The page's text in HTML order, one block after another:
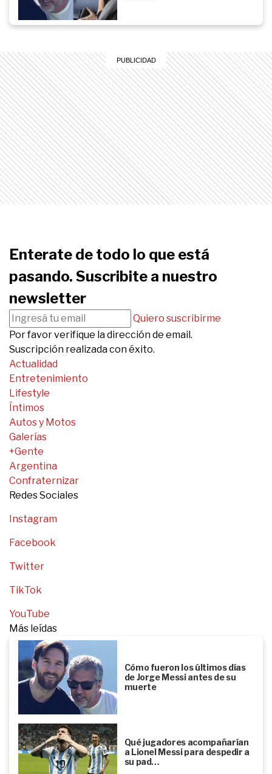
Enterate de todo lo que está
pasando. Suscribite a nuestro
newsletter
Quiero suscribirme
Por favor verifique la dirección de email.
Suscripción realizada con éxito.
Actualidad
Entretenimiento
Lifestyle
Íntimos
Autos y Motos
Galerías
+Gente
Argentina
Confraternizar
Redes Sociales
Instagram
Facebook
Twitter
TikTok
YouTube
Más leídas
Cómo fueron los últimos días
de Jorge Messi antes de su
muerte
Qué jugadores acompañarían
a Lionel Messi para despedir a
su pad…